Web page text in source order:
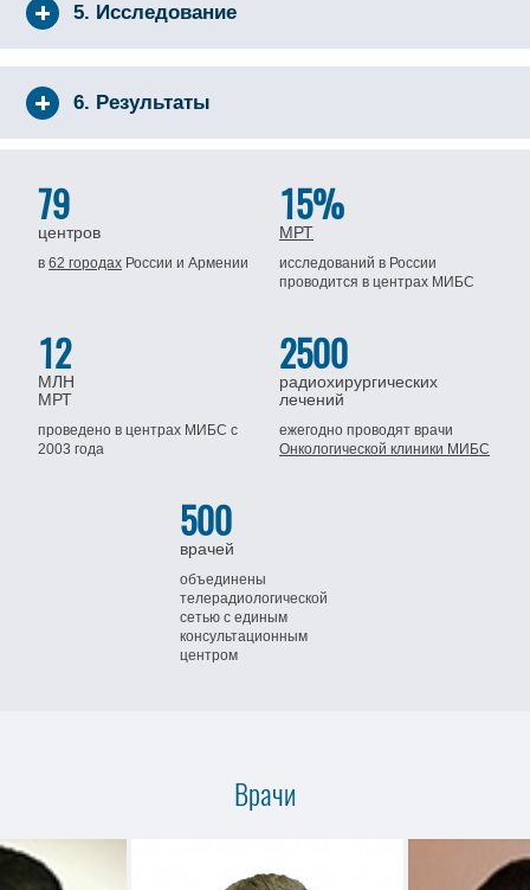
5. Исследование
6. Результаты
79
центров
в62 городах Россиии Армении
15%
МРТ
исследований в России
проводится в центрах МИБС
12
МЛН
МРТ
проведено в центрах МИБСс
2003 года
2500
радиохирургических
лечений
ежегодно проводят врачи
Онкологической клиники МИБС
500
врачей
объединены
телерадиологической
сетью с единым
консультационным
центром
Врачи